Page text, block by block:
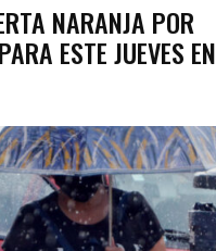
NARANJA POR
ESTE JUEVES EN